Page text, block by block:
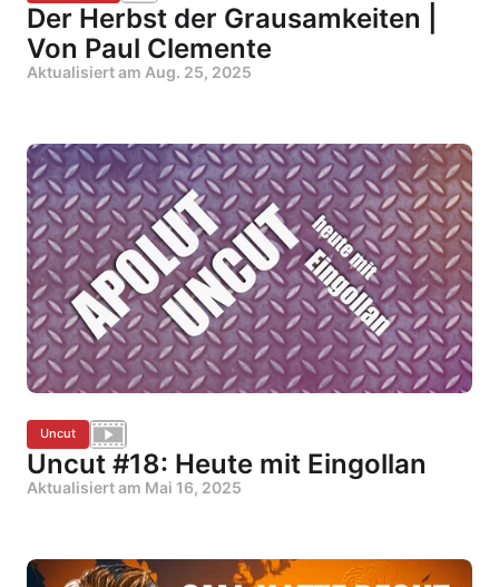
Der Herbst der Grausamkeiten |
Von Paul Clemente
Aktualisiert am Aug. 25, 2025
Uncut
Uncut #18: Heute mit Eingollan
Aktualisiert am Mai 16, 2025